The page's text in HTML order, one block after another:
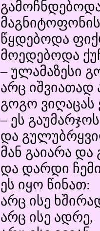
წყდებოდა
მოედებოდა
– ულამაზესი
არც იშვიათად
გოგო
– ეს
და
მან გაიარა და
და დარდი
ეს იყო წინათ:
არც ისე
არც ისე ადრე,